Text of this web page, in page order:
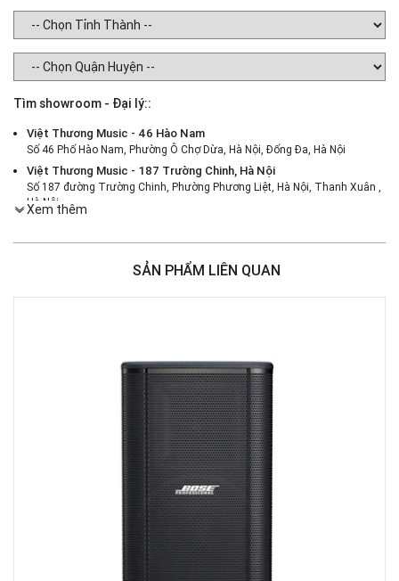
Tìm showroom - Đại lý::
Việt Thương Music - 46 Hào Nam
Số 46 Phố Hào Nam, Phường Ô Chợ Dừa, Hà Nội, Đống Đa, Hà Nội
Việt Thương Music - 187 Trường Chinh, Hà Nội
Số 187 đường Trường Chinh, Phường Phương Liệt, Hà Nội, Thanh Xuân ,
Hà Nội
386 Cách Mạng Tháng Tám, Phường Nhiêu Lộc, TPHCM, Quận 3, Hồ Chí
Việt Thương Music - 369 Điện Biên Phủ
6F-01 Tầng 6 Trung Tâm Thương Mại Crescent Mall, 101 Tôn Dật Tiên,
Phường Tân Mỹ, TPHCM, Quận 7, Hồ Chí Minh
Việt Thương Music - 49E Phan Đăng Lưu
49E Phan Đăng Lưu, Phường Bình Thạnh, TPHCM, Quận Bình Thạnh, Hồ
Việt Thương Music - Phường Gò Vấp
11 Đường số 3, Khu dân cư Cityland Park Hill, Phường Gò Vấp, TPHCM,
Quận Gò Vấp, Hồ Chí Minh
Việt Thương Music - 442 Lũy Bán Bích
442 Lũy Bán Bích, Phường Tân Phú, TPHCM, Quận Tân Phú, Hồ Chí Minh
Việt Thương Music - 12 Quốc Hương
Tầng G, Tòa nhà Thảo Điền Pearl, 12 Quốc Hương, Phường An Khánh,
TPHCM, Quận 2, Hồ Chí Minh
Xem thêm
SẢN PHẨM LIÊN QUAN